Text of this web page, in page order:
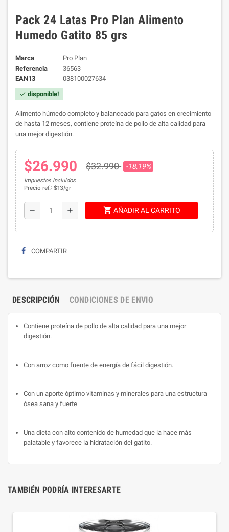
Pack 24 Latas Pro Plan Alimento
Humedo Gatito 85 grs
Marca
Pro Plan
Referencia
36563
EAN13
038100027634
check disponible!
Alimento húmedo completo y balanceado para gatos en crecimiento
de hasta 12 meses, contiene proteína de pollo de alta calidad para
una mejor digestión.
$26.990 $32.990 -18,19%
Impuestos incluidos
Precio ref.: $13/gr
remove add shopping_cart AÑADIR AL CARRITO
COMPARTIR
DESCRIPCIÓN CONDICIONES DE ENVIO
Contiene proteína de pollo de alta calidad para una mejor
digestión.
Con arroz como fuente de energía de fácil digestión.
Con un aporte óptimo vitaminas y minerales para una estructura
ósea sana y fuerte
Una dieta con alto contenido de humedad que la hace más
palatable y favorece la hidratación del gatito.
TAMBIÉN PODRÍA INTERESARTE